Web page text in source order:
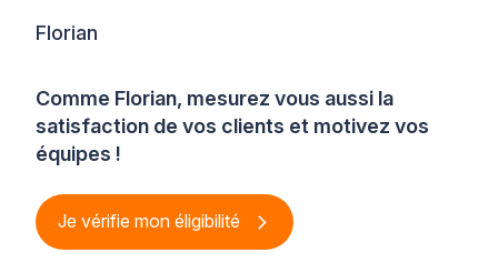
Comme Florian, mesurez vous aussi la
satisfaction de vos clients et motivez vos
équipes !
Je vérifie mon éligibilité
Florian